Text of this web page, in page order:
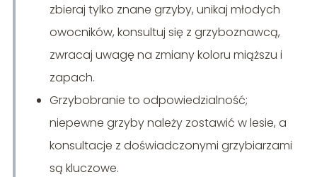
zbieraj tylko znane grzyby, unikaj młodych
owocników, konsultuj się z grzyboznawcą,
zwracaj uwagę na zmiany koloru miąższu i
zapach.
Grzybobranie to odpowiedzialność;
niepewne grzyby należy zostawić w lesie, a
konsultacje z doświadczonymi grzybiarzami
są kluczowe.